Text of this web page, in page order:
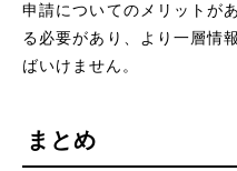
申請についてのメリットが
る必要があり、より一層情
ばいけません。
まとめ